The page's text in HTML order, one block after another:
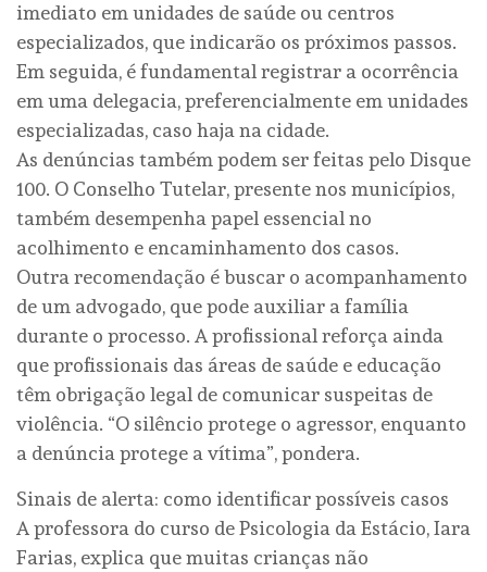
imediato em unidades de saúde ou centros
especializados, que indicarão os próximos passos.
Em seguida, é fundamental registrar a ocorrência
em uma delegacia, preferencialmente em unidades
especializadas, caso haja na cidade.
As denúncias também podem ser feitas pelo Disque
100. O Conselho Tutelar, presente nos municípios,
também desempenha papel essencial no
acolhimento e encaminhamento dos casos.
Outra recomendação é buscar o acompanhamento
de um advogado, que pode auxiliar a família
durante o processo. A profissional reforça ainda
que profissionais das áreas de saúde e educação
têm obrigação legal de comunicar suspeitas de
violência. “O silêncio protege o agressor, enquanto
a denúncia protege a vítima”, pondera.
Sinais de alerta: como identificar possíveis casos
A professora do curso de Psicologia da Estácio, Iara
Farias, explica que muitas crianças não